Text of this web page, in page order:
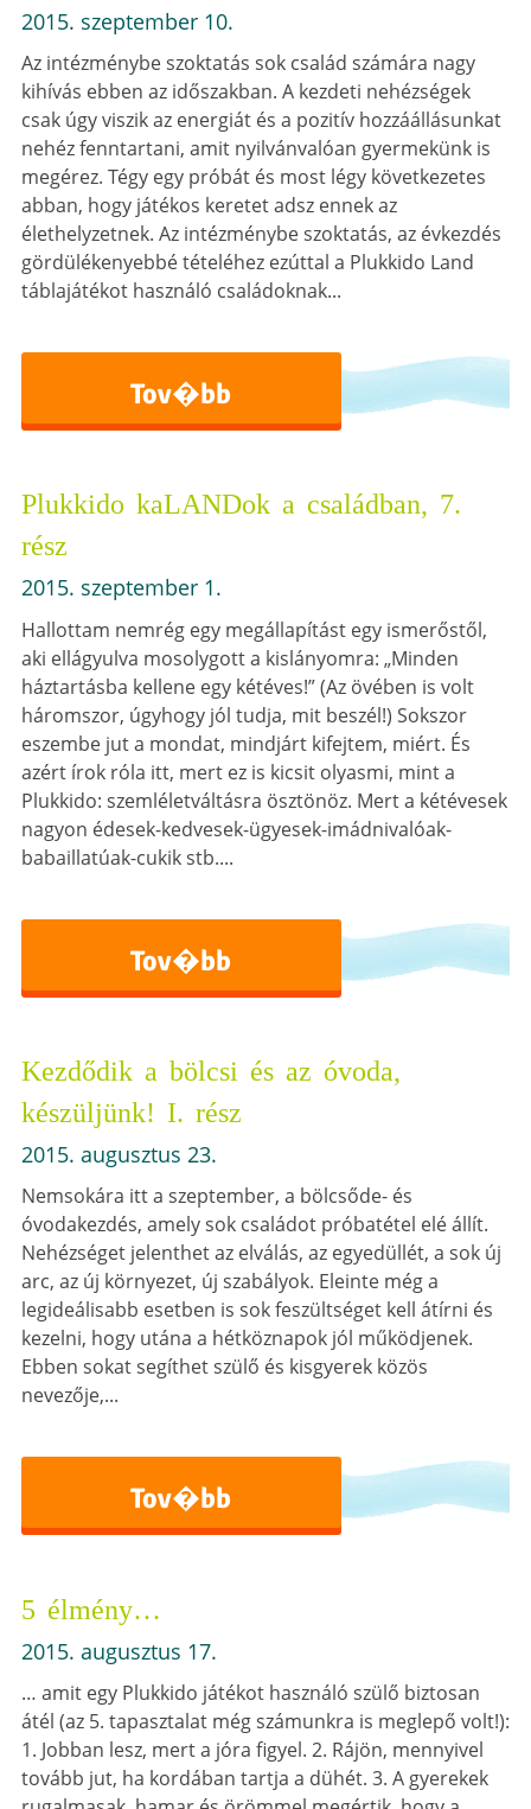
2015. szeptember 10.
Az intézménybe szoktatás sok család számára nagy
kihívás ebben az időszakban. A kezdeti nehézségek
csak úgy viszik az energiát és a pozitív hozzáállásunkat
nehéz fenntartani, amit nyilvánvalóan gyermekünk is
megérez. Tégy egy próbát és most légy következetes
abban, hogy játékos keretet adsz ennek az
élethelyzetnek. Az intézménybe szoktatás, az évkezdés
gördülékenyebbé tételéhez ezúttal a Plukkido Land
táblajátékot használó családoknak...
Tov�bb
Plukkido kaLANDok a családban, 7.
rész
2015. szeptember 1.
Hallottam nemrég egy megállapítást egy ismerőstől,
aki ellágyulva mosolygott a kislányomra: „Minden
háztartásba kellene egy kétéves!” (Az övében is volt
háromszor, úgyhogy jól tudja, mit beszél!) Sokszor
eszembe jut a mondat, mindjárt kifejtem, miért. És
azért írok róla itt, mert ez is kicsit olyasmi, mint a
Plukkido: szemléletváltásra ösztönöz. Mert a kétévesek
nagyon édesek-kedvesek-ügyesek-imádnivalóak-
babaillatúak-cukik stb....
Tov�bb
Kezdődik a bölcsi és az óvoda,
készüljünk! I. rész
2015. augusztus 23.
Nemsokára itt a szeptember, a bölcsőde- és
óvodakezdés, amely sok családot próbatétel elé állít.
Nehézséget jelenthet az elválás, az egyedüllét, a sok új
arc, az új környezet, új szabályok. Eleinte még a
legideálisabb esetben is sok feszültséget kell átírni és
kezelni, hogy utána a hétköznapok jól működjenek.
Ebben sokat segíthet szülő és kisgyerek közös
nevezője,...
Tov�bb
5 élmény…
2015. augusztus 17.
… amit egy Plukkido játékot használó szülő biztosan
átél (az 5. tapasztalat még számunkra is meglepő volt!):
1. Jobban lesz, mert a jóra figyel. 2. Rájön, mennyivel
tovább jut, ha kordában tartja a dühét. 3. A gyerekek